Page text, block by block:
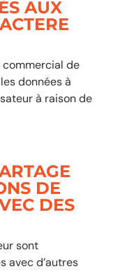
AUX
de
données à
à raison de
DE
DES
sont
avec d’autres